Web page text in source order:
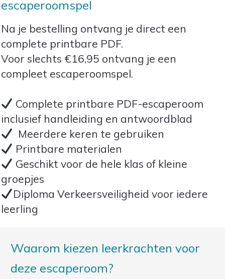
escaperoomspel
Na je bestelling ontvang je direct een
complete printbare PDF.
Voor slechts €16,95 ontvang je een
compleet escaperoomspel.
Complete printbare PDF-escaperoom
inclusief handleiding en antwoordblad
Meerdere keren te gebruiken
Printbare materialen
Geschikt voor de hele klas of kleine
groepjes
Diploma Verkeersveiligheid voor iedere
leerling
Waarom kiezen leerkrachten voor
deze escaperoom?